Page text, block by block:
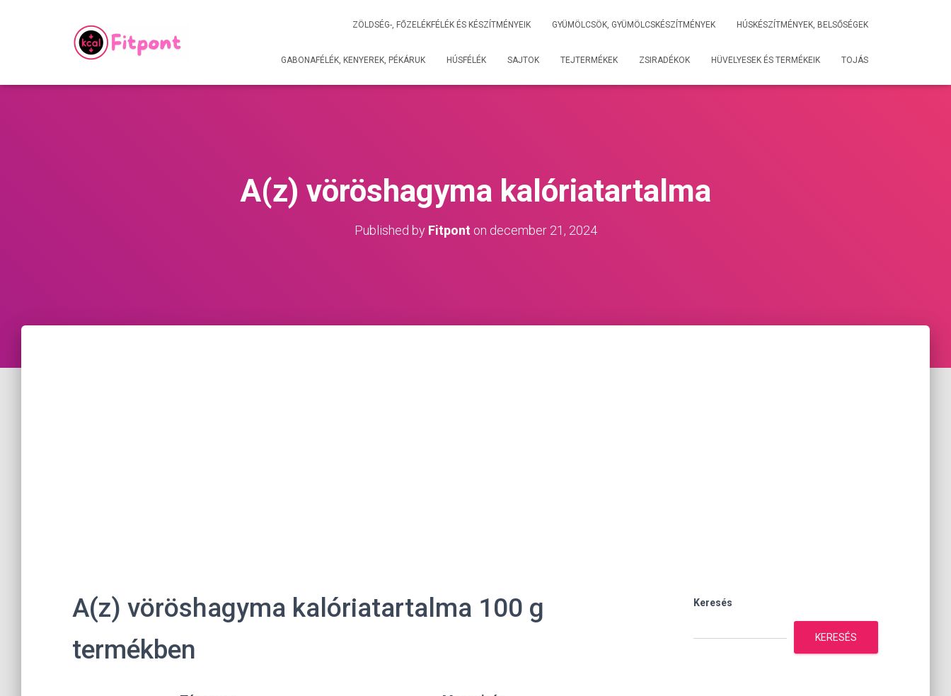
ZÖLDSÉG-, FŐZELÉKFÉLÉK ÉS KÉSZÍTMÉNYEIK GYÜMÖLCSÖK, GYÜMÖLCSKÉSZÍTMÉNYEK HÚSKÉSZÍTMÉNYEK, BELSŐSÉGEK
GABONAFÉLÉK, KENYEREK, PÉKÁRUK HÚSFÉLÉK SAJTOK TEJTERMÉKEK ZSIRADÉKOK HÜVELYESEK ÉS TERMÉKEIK TOJÁS
A(z) vöröshagyma kalóriatartalma
Published by Fitpont on december 21, 2024
A(z) vöröshagyma kalóriatartalma 100 g
termékben
Keresés
KERESÉS